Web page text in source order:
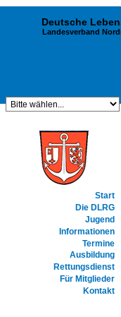
Deutsche
Landesverband
Start
Die DLRG
Jugend
Informationen
Termine
Ausbildung
Rettungsdienst
Für Mitglieder
Kontakt